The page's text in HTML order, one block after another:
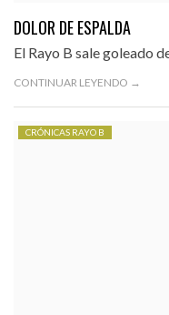
DOLOR DE ESPALDA
El Rayo B sale goleado
CONTINUAR LEYENDO →
CRÓNICAS RAYO B